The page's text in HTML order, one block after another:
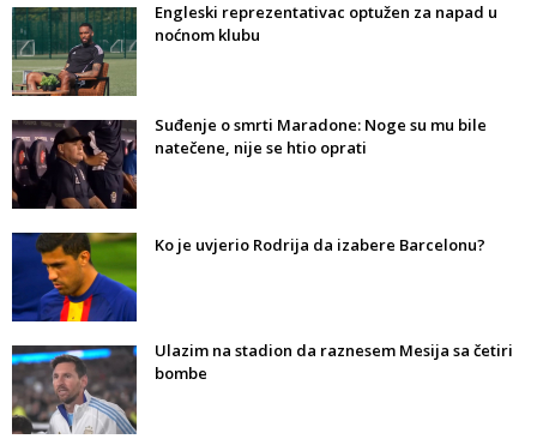
Engleski reprezentativac optužen za napad u
noćnom klubu
Suđenje o smrti Maradone: Noge su mu bile
natečene, nije se htio oprati
Ko je uvjerio Rodrija da izabere Barcelonu?
Ulazim na stadion da raznesem Mesija sa četiri
bombe